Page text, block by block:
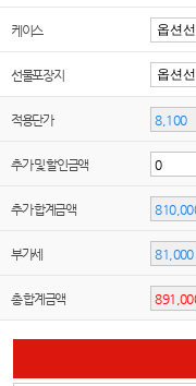
케이스
선물포장지
적용단가
추가 및 할인금액
추가 합계금액
부가세
총 합계금액